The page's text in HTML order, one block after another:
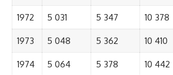
1972 5 031 5 347 10 378
1973 5 048 5 362 10 410
1974 5 064 5 378 10 442